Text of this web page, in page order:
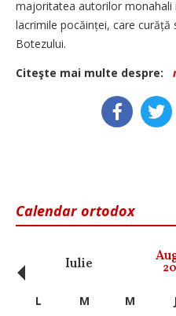
majoritatea autorilor monahali
lacrimile pocăinței, care
Botezului.
Citeşte mai multe despre:
Calendar ortodox
Iulie
‹ L M M